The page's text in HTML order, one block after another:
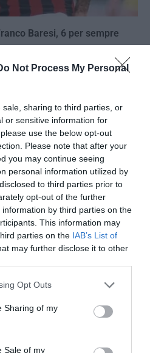
Not Process My Personal
sharing to third parties, or
or sensitive information for
use the below opt-out
Please note that after your
you may continue seeing
personal information utilized by
to third parties prior to
opt-out of the further
by third parties on the
This information may
parties on the IAB’s List of
may further disclose it to other
app uses one or more Google
behaviour. You may click to
and its third-party tags to
purposes in below Google
Opt Outs
Sharing of my
Sale of my
Baresi, 6 per sempre
da campioni del mondo
2026